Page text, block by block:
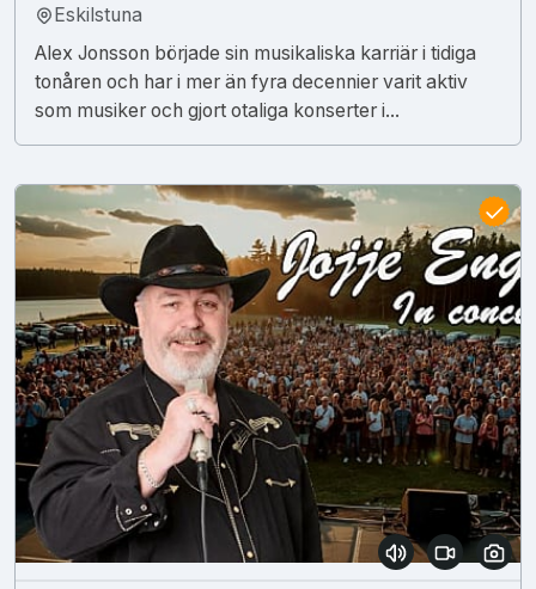
Eskilstuna
Alex Jonsson började sin musikaliska karriär i tidiga
tonåren och har i mer än fyra decennier varit aktiv
som musiker och gjort otaliga konserter i...